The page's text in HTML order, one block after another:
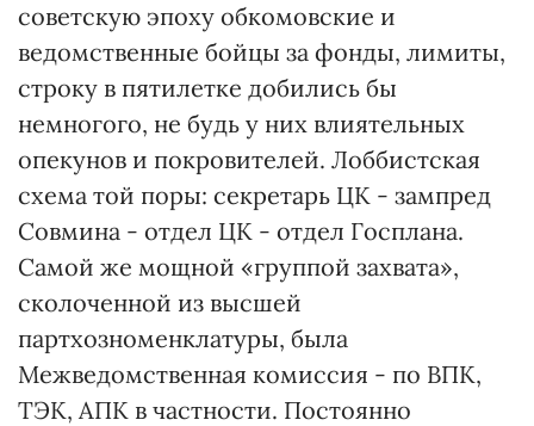
советскую эпоху обкомовские и
ведомственные бойцы за фонды, лимиты,
строку в пятилетке добились бы
немногого, не будь у них влиятельных
опекунов и покровителей. Лоббистская
схема той поры: секретарь ЦК - зампред
Совмина - отдел ЦК - отдел Госплана.
Самой же мощной «группой захвата»,
сколоченной из высшей
партхозноменклатуры, была
Межведомственная комиссия - по ВПК,
ТЭК, АПК в частности. Постоянно